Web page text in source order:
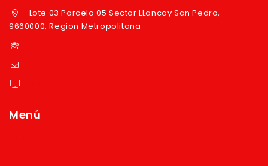
Lote 03 Parcela 05 Sector LLancay San Pedro,
9660000, Region Metropolitana
Menú